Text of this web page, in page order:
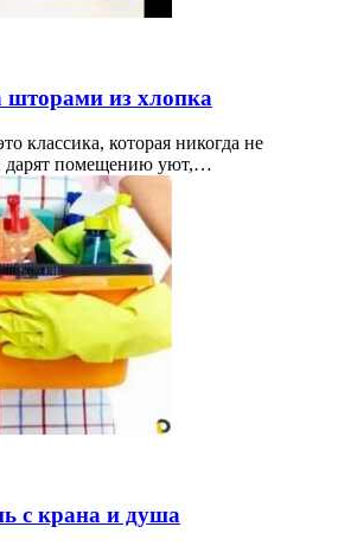
шторами из хлопка
классика, которая никогда не
дарят помещению уют,…
с крана и душа